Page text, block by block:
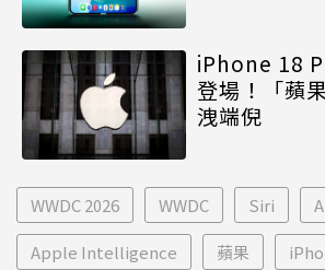
iPhone 18
登場！「蘋
洩端倪
WWDC 2026 WWDC Siri
Apple Intelligence 蘋果